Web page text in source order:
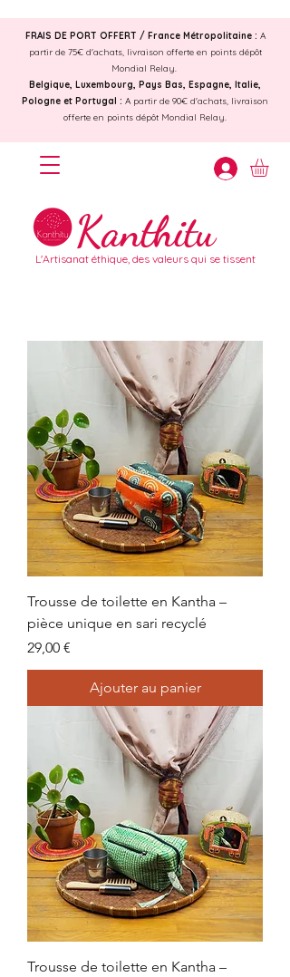
Kanthitu
L'Artisanat éthique, des valeurs qui se tissent
FRAIS DE PORT OFFERT / France Métropolitaine : A
partir de 75€ d'achats, livraison offerte en points dépôt
Mondial Relay.
Belgique, Luxembourg, Pays Bas, Espagne, Italie,
Pologne et Portugal : A partir de 90€ d'achats, livraison
offerte en points dépôt Mondial Relay.
Trousse de toilette en Kantha –
pièce unique en sari recyclé
Prix
29,00 €
Ajouter au panier
Trousse de toilette en Kantha –